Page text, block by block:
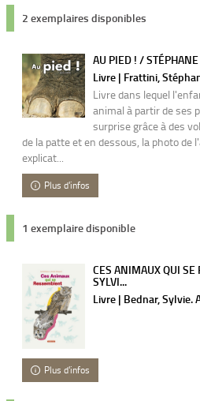
2 exemplaires disponibles
AU PIED ! /
Livre | Frattini,
Livre dans lequel
animal à partir de ses
surprise grâce à des
de la patte et en dessous, la photo de
explicat...
Plus d'infos
1 exemplaire disponible
CES ANIMAUX QUI
SYLVI...
Livre | Bednar, Sylvie.
Plus d'infos